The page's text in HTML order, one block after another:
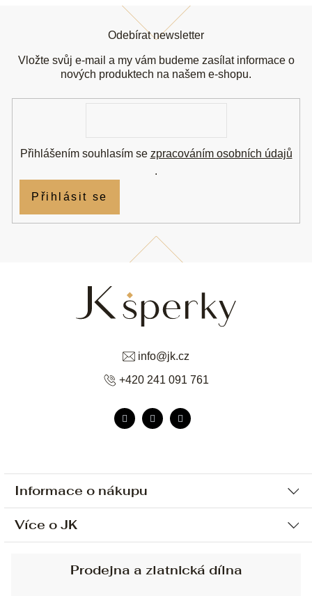
Informace o nákupu
Ochrana osobních údajů
Sjednání osobní schůzky
Více o JK
info@jk.cz
+420 241 091 761
Odebírat newsletter
Vložte svůj e-mail a my vám budeme zasílat informace o
nových produktech na našem e-shopu.
Přihlášením souhlasím se zpracováním osobních údajů
.
Přihlásit se
Prodejna a zlatnická dílna